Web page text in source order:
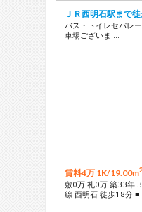
ＪＲ西明石駅まで
バス・トイレセパレ
車場ございま …
賃料4万 1K/19.00m2
敷0万 礼0万 築33年
線 西明石 徒歩18分